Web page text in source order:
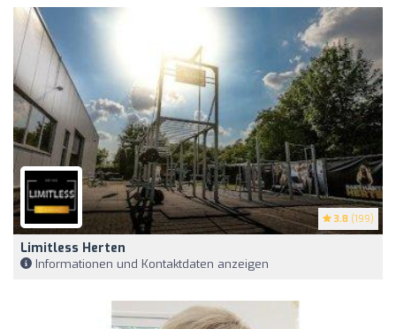
3.8 (199)
Limitless Herten
Informationen und Kontaktdaten anzeigen